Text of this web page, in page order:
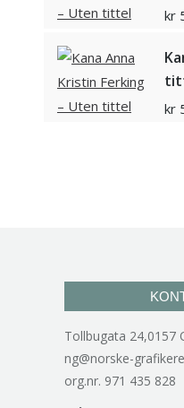
kr
kr
Tollbugata 24,0157
ng@norske-
org.nr. 971 435 828